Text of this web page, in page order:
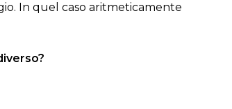
In quel caso aritmeticamente